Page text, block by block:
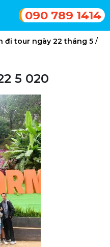
090 789 1414
đi tour ngày 22 tháng 5 /
5 020